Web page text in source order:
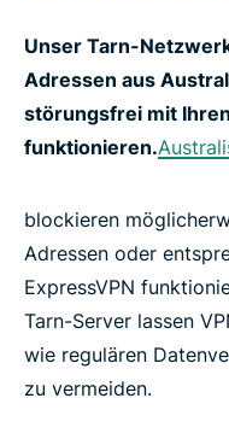
Unser Tarn-
Adressen aus
störungsfrei mit
funktionieren.
blockieren
Adressen oder
ExpressVPN
Tarn-Server lassen
wie regulären
zu vermeiden.